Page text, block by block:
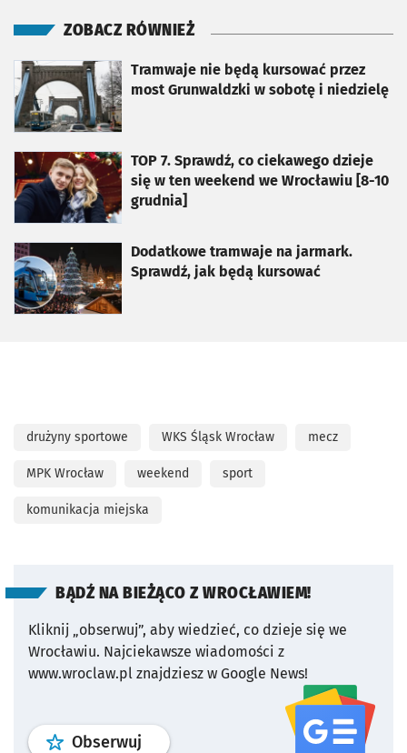
ZOBACZ RÓWNIEŻ
Tramwaje nie będą kursować przez
most Grunwaldzki w sobotę i niedzielę
otworzy się w nowej karcie
TOP 7. Sprawdź, co ciekawego dzieje
się w ten weekend we Wrocławiu [8-10
grudnia]
otworzy się w nowej karcie
Dodatkowe tramwaje na jarmark.
Sprawdź, jak będą kursować
otworzy się w nowej karcie
drużyny sportowe WKS Śląsk Wrocław mecz
MPK Wrocław weekend sport
komunikacja miejska
BĄDŹ NA BIEŻĄCO Z WROCŁAWIEM!
Kliknij „obserwuj”, aby wiedzieć, co dzieje się we
Wrocławiu. Najciekawsze wiadomości z
www.wroclaw.pl znajdziesz w Google News!
Obserwuj profil serwisu